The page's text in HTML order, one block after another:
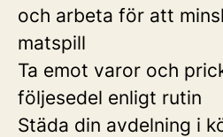
och arbeta för att
matspill
Ta emot varor och
följesedel enligt rutin
Städa din avdelning i